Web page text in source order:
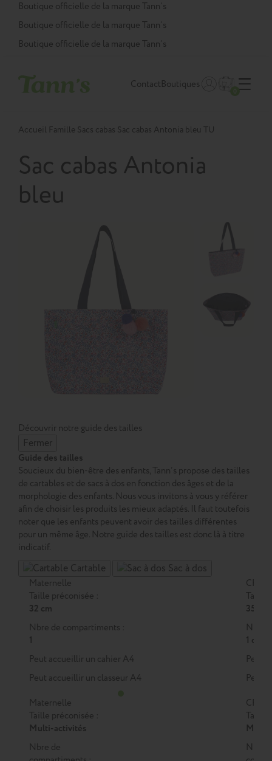
Panneau de gestion des cookies
Boutique officielle de la marque Tann’s
Boutique officielle de la marque Tann’s
Boutique officielle de la marque Tann’s
ContactBoutiques
Accueil Famille Sacs cabas Sac cabas Antonia bleu TU
Sac cabas Antonia
bleu
Découvrir notre guide des tailles
Fermer
Guide des tailles
Soucieux du bien-être des enfants, Tann’s propose des tailles
de cartables et de sacs à dos en fonction des âges et de la
morphologie des enfants. Nous vous invitons à vous y référer
afin de choisir les produits les mieux adaptés. Il faut toutefois
noter que les enfants peuvent avoir des tailles différentes
pour un même âge. Notre guide des tailles est donc là à titre
indicatif.
Cartable Sac à dos
Maternelle
Taille préconisée :
32 cm
Nbre de compartiments :
1
Peut accueillir un cahier A4
Peut accueillir un classeur A4
CP
Taille
35 cm
Nbre
1 ou 2
Peut
Peut
Maternelle
Taille préconisée :
Multi-activités
Nbre de
CP
Taille
M
Nbre